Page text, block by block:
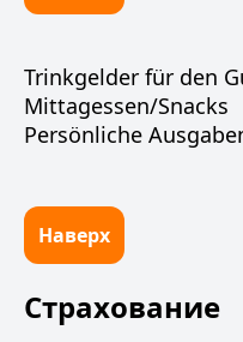
Trinkgelder für den
Mittagessen/Snacks
Persönliche
Наверх
Страхование